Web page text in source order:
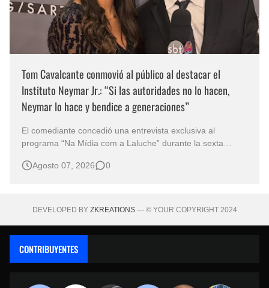
Tom Cavalcante conmovió al público al destacar el
Instituto Neymar Jr.: “Si las autoridades no lo hacen,
Neymar lo hace y bendice a generaciones”
El comediante concedió una entrevista exclusiva al
programa “Na Mídia com a Laluche” durante la sexta
eventos benéficos más importantes de Brasil. En medio del
Agosto 07, 2026 0
DEVELOPED BY ZKREATIONS— © YOUR COPYRIGHT 2024
CONTRIBUYENTES